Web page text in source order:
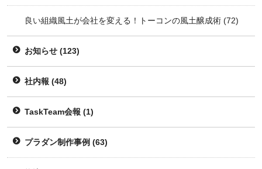
良い組織風土が会社を変える！トーコンの風土醸成術 (72)
お知らせ (123)
社内報 (48)
TaskTeam会報 (1)
プラダン制作事例 (63)